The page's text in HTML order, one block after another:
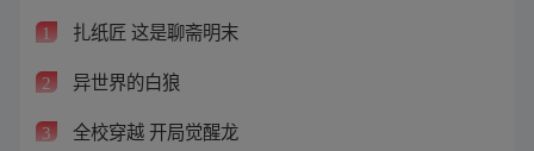
1 扎纸匠 这是聊斋明末
2 异世界的白狼
3 全校穿越 开局觉醒龙